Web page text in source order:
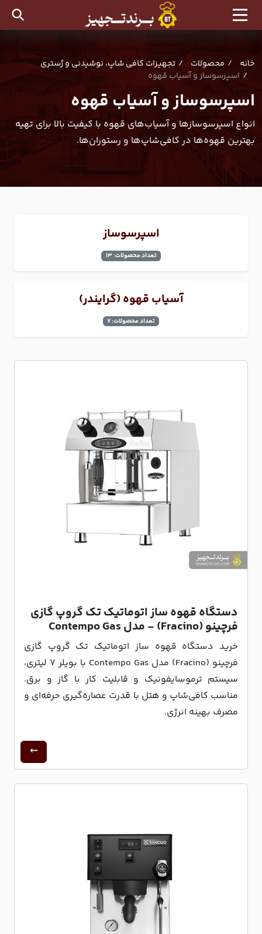
خانه محصولات
تجهیزات کافی شاپ، نوشیدنی و رُستری
اسپرسوساز و آسیاب قهوه
اسپرسوساز و آسیاب قهوه
انواع اسپرسوسازها و آسیاب‌های قهوه با کیفیت بالا برای تهیه
بهترین قهوه‌ها در کافی‌شاپ‌ها و رستوران‌ها.
اسپرسوساز
تعداد محصولات: 13
آسیاب قهوه (گرایندر)
تعداد محصولات: 7
دستگاه قهوه ساز اتوماتیک تک گروپ گازی
فرچینو (Fracino) - مدل Contempo Gas
خرید دستگاه قهوه ساز اتوماتیک تک گروپ گازی
فرچینو (Fracino) مدل Contempo Gas با بویلر 7 لیتری،
سیستم ترموسایفونیک و قابلیت کار با گاز و برق.
مناسب کافی‌شاپ و هتل با قدرت عصاره‌گیری حرفه‌ای و
مصرف بهینه انرژی.